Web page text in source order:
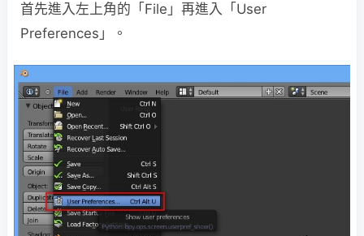
首先進入左上角的「File」再進入「User
Preferences」。